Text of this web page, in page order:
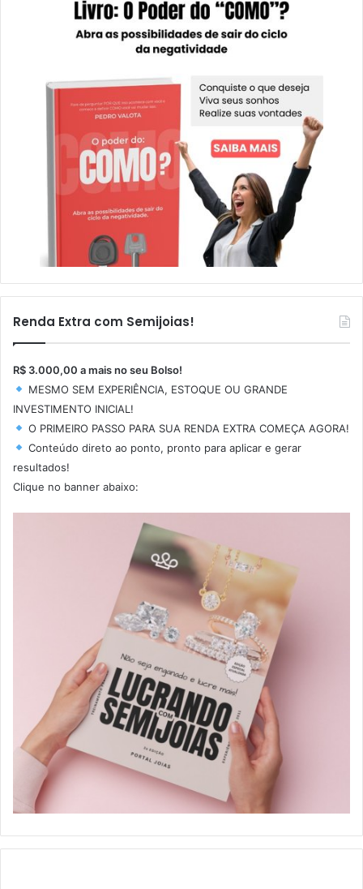
Renda Extra com Semijoias!
R$ 3.000,00 a mais no seu Bolso!
MESMO SEM EXPERIÊNCIA, ESTOQUE OU GRANDE
INVESTIMENTO INICIAL!
O PRIMEIRO PASSO PARA SUA RENDA EXTRA COMEÇA AGORA!
Conteúdo direto ao ponto, pronto para aplicar e gerar
resultados!
Clique no banner abaixo: